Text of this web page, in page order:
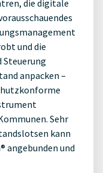
die digitale
und die
Steuerung
anpacken –
Sehr
kann
angebunden und